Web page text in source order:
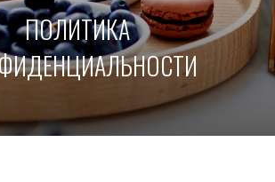
ПОЛИТИКА